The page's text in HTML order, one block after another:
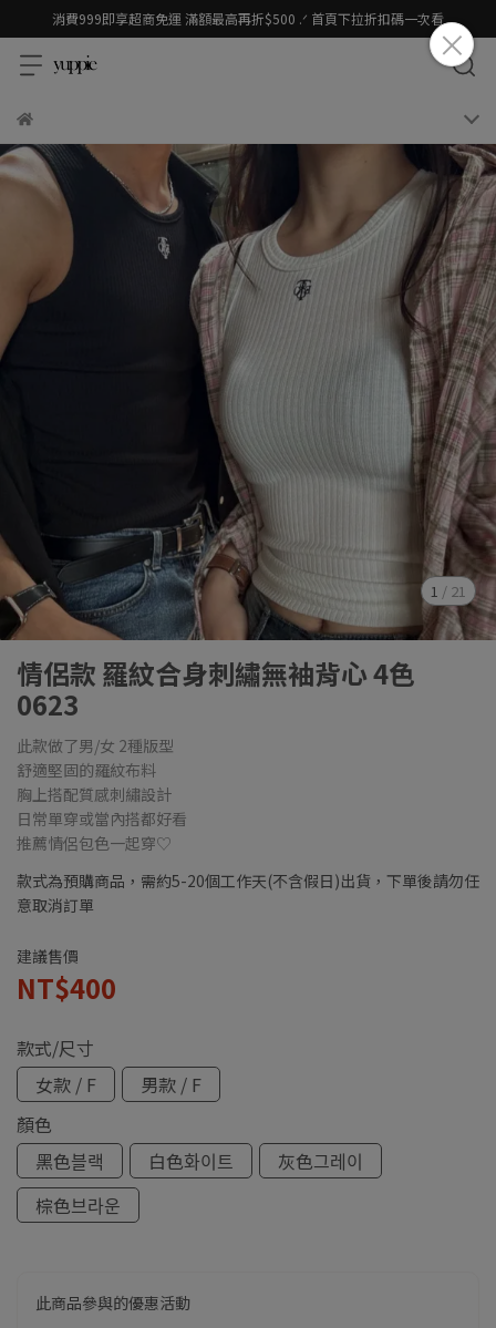
消費999即享超商免運 滿額最高再折$500 .ᐟ 首頁下拉折扣碼一次看
1 / 21
情侶款 羅紋合身刺繡無袖背心 4色
0623
此款做了男/女 2種版型
舒適堅固的羅紋布料
胸上搭配質感刺繡設計
日常單穿或當內搭都好看
推薦情侶包色一起穿♡
款式為預購商品，需約5-20個工作天(不含假日)出貨，下單後請勿任
意取消訂單
建議售價
NT$400
款式/尺寸
女款 / F
男款 / F
顏色
黑色블랙
白色화이트
灰色그레이
棕色브라운
此商品參與的優惠活動